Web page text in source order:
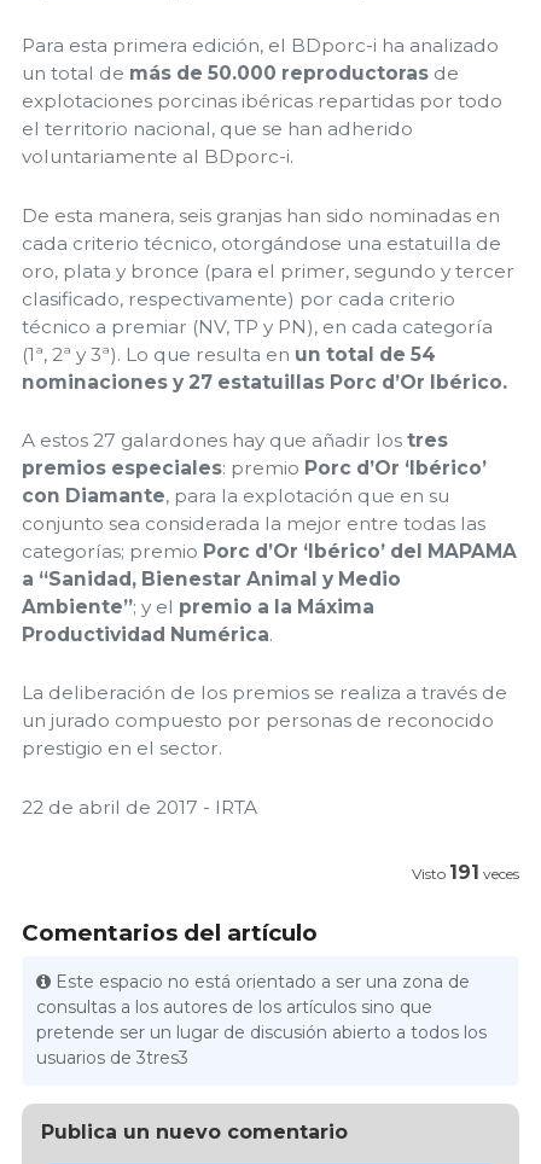
Para esta primera edición, el BDporc-i ha analizado
un total de más de 50.000 reproductoras de
explotaciones porcinas ibéricas repartidas por todo
el territorio nacional, que se han adherido
voluntariamente al BDporc-i.
De esta manera, seis granjas han sido nominadas en
cada criterio técnico, otorgándose una estatuilla de
oro, plata y bronce (para el primer, segundo y tercer
clasificado, respectivamente) por cada criterio
técnico a premiar (NV, TP y PN), en cada categoría
(1ª, 2ª y 3ª). Lo que resulta en un total de 54
nominaciones y 27 estatuillas Porc d’Or Ibérico.
A estos 27 galardones hay que añadir los tres
premios especiales: premio Porc d’Or ‘Ibérico’
con Diamante, para la explotación que en su
conjunto sea considerada la mejor entre todas las
categorías; premio Porc d’Or ‘Ibérico’ del MAPAMA
a “Sanidad, Bienestar Animal y Medio
Ambiente”; y el premio a la Máxima
Productividad Numérica.
La deliberación de los premios se realiza a través de
un jurado compuesto por personas de reconocido
prestigio en el sector.
22 de abril de 2017 - IRTA
Visto 191 veces
Comentarios del artículo
Este espacio no está orientado a ser una zona de
consultas a los autores de los artículos sino que
pretende ser un lugar de discusión abierto a todos los
usuarios de 3tres3
Publica un nuevo comentario